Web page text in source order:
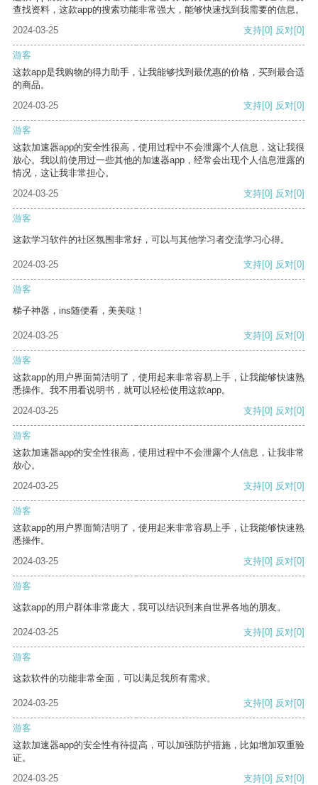
查找资料，这款app的搜索功能非常强大，能够快速找到我需要的信息。
2024-03-25
支持[0] 反对[0]
游客
这款app是我购物的得力助手，让我能够找到最优惠的价格，买到最合适
的商品。
2024-03-25
支持[0] 反对[0]
游客
这款加速器app的安全性很高，使用过程中不会泄露个人信息，这让我很
放心。我以前使用过一些其他的加速器app，经常会出现个人信息泄露的
情况，这让我非常担心。
2024-03-25
支持[0] 反对[0]
游客
这款学习软件的社区氛围非常好，可以与其他学习者交流学习心得。
2024-03-25 支持[0] 反对[0]
游客
梯子神器，ins随便看，美美哒！
2024-03-25 支持[0] 反对[0]
游客
这款app的用户界面简洁明了，使用起来非常容易上手，让我能够快速熟
悉操作。我不用看说明书，就可以轻松使用这款app。
2024-03-25
支持[0] 反对[0]
游客
这款加速器app的安全性很高，使用过程中不会泄露个人信息，让我非常
放心。
2024-03-25
支持[0] 反对[0]
游客
这款app的用户界面简洁明了，使用起来非常容易上手，让我能够快速熟
悉操作。
2024-03-25
支持[0] 反对[0]
游客
这款app的用户群体非常庞大，我可以结识到来自世界各地的朋友。
2024-03-25 支持[0] 反对[0]
游客
这款软件的功能非常全面，可以满足我所有需求。
2024-03-25 支持[0] 反对[0]
游客
这款加速器app的安全性有待提高，可以加强防护措施，比如增加双重验
证。
2024-03-25
支持[0] 反对[0]